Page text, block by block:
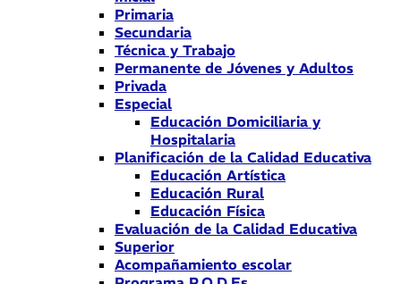
Primaria
Secundaria
Técnica y Trabajo
Permanente de Jóvenes y Adultos
Privada
Especial
Educación Domiciliaria y
Hospitalaria
Planificación de la Calidad Educativa
Educación Artística
Educación Rural
Educación Física
Evaluación de la Calidad Educativa
Superior
Acompañamiento escolar